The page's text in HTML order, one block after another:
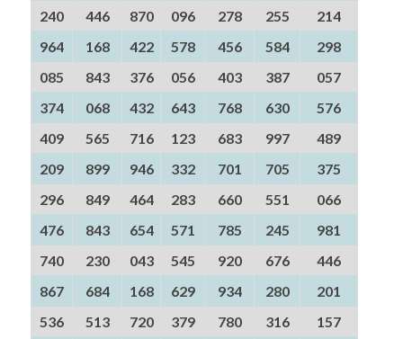
240 446 870 096 278 255
214
964
168 422 578 456 584
298
085
843 376 056 403 387
057
374
068 432 643 768 630
576
409
565 716 123 683 997
489
209
899 946 332 701 705
375
296
849 464 283 660 551
066
476
843 654 571 785 245
981
740
230 043 545 920 676
446
867
684 168 629 934 280
201
536
513 720 379 780 316
157